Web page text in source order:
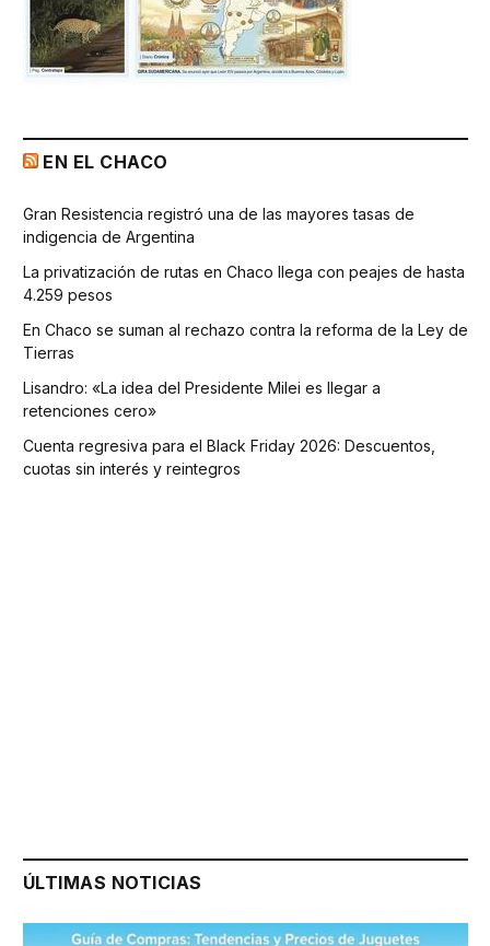
EN EL CHACO
Gran Resistencia registró una de las mayores tasas de
indigencia de Argentina
La privatización de rutas en Chaco llega con peajes de hasta
4.259 pesos
En Chaco se suman al rechazo contra la reforma de la Ley de
Tierras
Lisandro: «La idea del Presidente Milei es llegar a
retenciones cero»
Cuenta regresiva para el Black Friday 2026: Descuentos,
cuotas sin interés y reintegros
ÚLTIMAS NOTICIAS